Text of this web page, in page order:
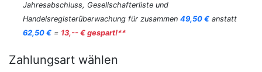
Jahresabschluss, Gesellschafterliste und
Handelsregisterüberwachung für zusammen 49,50 € anstatt
62,50 € = 13,-- € gespart!**
Zahlungsart wählen